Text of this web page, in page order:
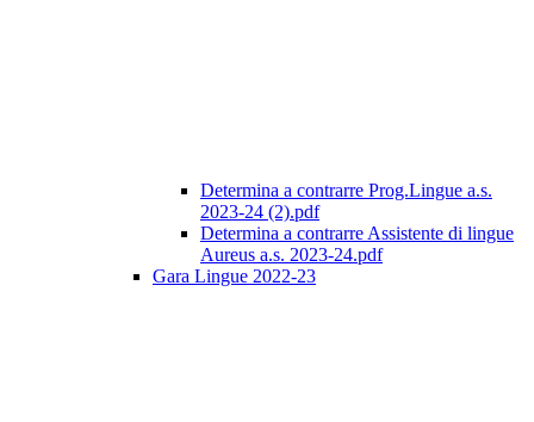
Determina a contrarre Prog.Lingue a.s.
2023-24 (2).pdf
Determina a contrarre Assistente di lingue
Aureus a.s. 2023-24.pdf
Gara Lingue 2022-23